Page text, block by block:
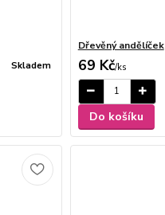
Skladem
Dřevěný andělíček
69 Kč/ks
Do košíku